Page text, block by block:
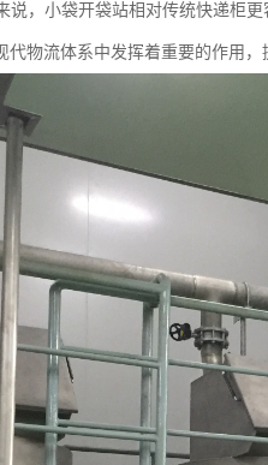
，小袋开袋站相对传统快递柜
物流体系中发挥着重要的作用，